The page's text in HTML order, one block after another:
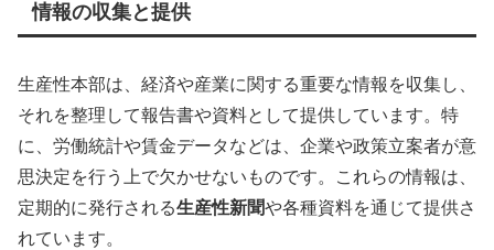
情報の収集と提供
生産性本部は、経済や産業に関する重要な情報を収集し、
それを整理して報告書や資料として提供しています。特
に、労働統計や賃金データなどは、企業や政策立案者が意
思決定を行う上で欠かせないものです。これらの情報は、
定期的に発行される生産性新聞や各種資料を通じて提供さ
れています。